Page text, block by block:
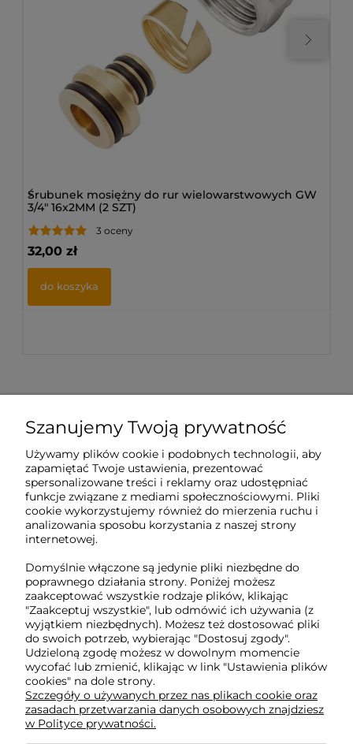
>
Śrubunek mosiężny do rur wielowarstwowych GW
3/4" 16x2MM (2 SZT)
3 oceny
32,00 zł
do koszyka
Sklep internetowy Tukado.pl
pn-pt: 08:00-16:00
791 063 018
biuro@tukado.pl
O nas
Obsługa klienta
Pomoc
Moje konto
Szanujemy Twoją prywatność
Używamy plików cookie i podobnych technologii, aby
zapamiętać Twoje ustawienia, prezentować
spersonalizowane treści i reklamy oraz udostępniać
funkcje związane z mediami społecznościowymi. Pliki
cookie wykorzystujemy również do mierzenia ruchu i
analizowania sposobu korzystania z naszej strony
internetowej.
Domyślnie włączone są jedynie pliki niezbędne do
poprawnego działania strony. Poniżej możesz
zaakceptować wszystkie rodzaje plików, klikając
"Zaakceptuj wszystkie", lub odmówić ich używania (z
wyjątkiem niezbędnych). Możesz też dostosować pliki
do swoich potrzeb, wybierając "Dostosuj zgody".
Udzieloną zgodę możesz w dowolnym momencie
wycofać lub zmienić, klikając w link "Ustawienia plików
cookies" na dole strony.
Szczegóły o używanych przez nas plikach cookie oraz
zasadach przetwarzania danych osobowych znajdziesz
w Polityce prywatności.